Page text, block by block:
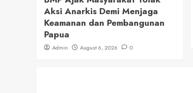
Aksi Anarkis Demi Menjaga
Keamanan dan Pembangunan
Papua
Admin August 6, 2026 0